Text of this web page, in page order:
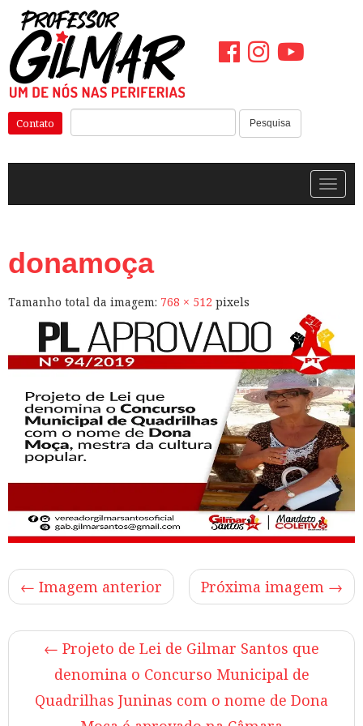
Pular
para
o
conteúdo
Pesquisa
Contato
donamoça
Tamanho total da imagem: 768 × 512 pixels
← Imagem anterior Próxima imagem →
← Projeto de Lei de Gilmar Santos que
denomina o Concurso Municipal de
Quadrilhas Juninas com o nome de Dona